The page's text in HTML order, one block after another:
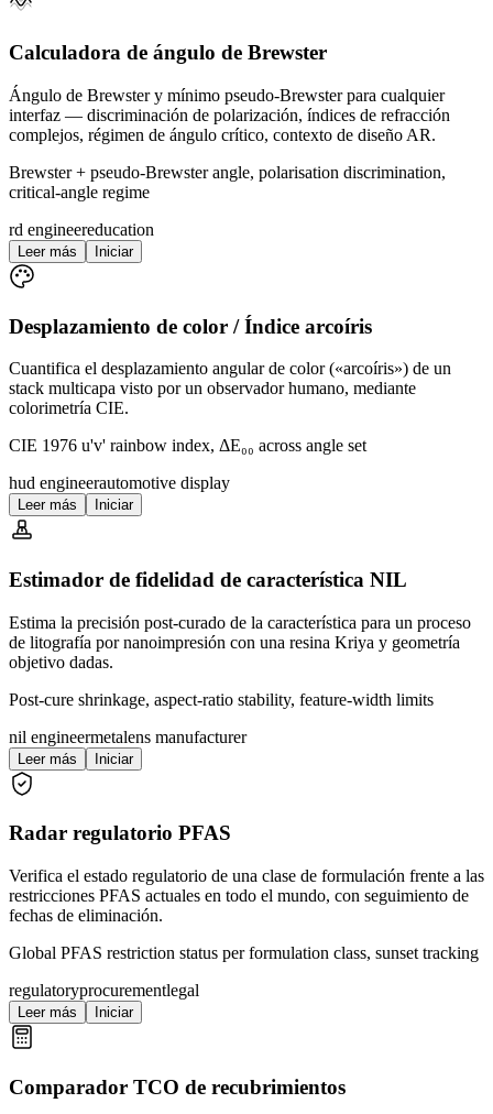
Calculadora de ángulo de Brewster
Ángulo de Brewster y mínimo pseudo-Brewster para cualquier
interfaz — discriminación de polarización, índices de refracción
complejos, régimen de ángulo crítico, contexto de diseño AR.
Brewster + pseudo-Brewster angle, polarisation discrimination,
critical-angle regime
rd engineereducation
Leer más Iniciar
Desplazamiento de color / Índice arcoíris
Cuantifica el desplazamiento angular de color («arcoíris») de un
stack multicapa visto por un observador humano, mediante
colorimetría CIE.
CIE 1976 u'v' rainbow index, ΔE₀₀ across angle set
hud engineerautomotive display
Leer más Iniciar
Estimador de fidelidad de característica NIL
Estima la precisión post-curado de la característica para un proceso
de litografía por nanoimpresión con una resina Kriya y geometría
objetivo dadas.
Post-cure shrinkage, aspect-ratio stability, feature-width limits
nil engineermetalens manufacturer
Leer más Iniciar
Radar regulatorio PFAS
Verifica el estado regulatorio de una clase de formulación frente a las
restricciones PFAS actuales en todo el mundo, con seguimiento de
fechas de eliminación.
Global PFAS restriction status per formulation class, sunset tracking
regulatoryprocurementlegal
Leer más Iniciar
Comparador TCO de recubrimientos